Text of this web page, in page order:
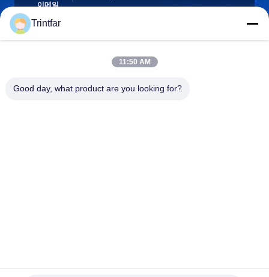
이메일
0086- 15216883036
Trintfar
11:50 AM
Good day, what product are you looking for?